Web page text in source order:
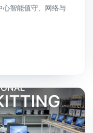
心智能值守、网络与